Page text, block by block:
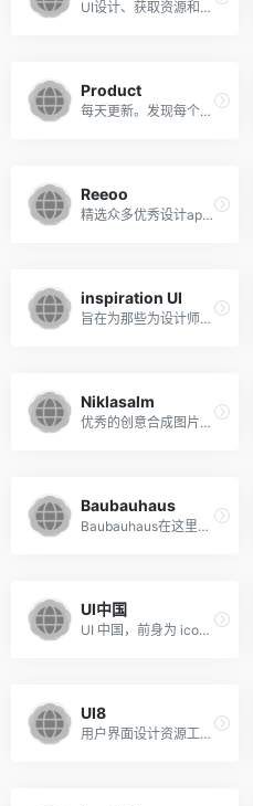
UI设计、获取资源和灵感的最佳站点
Product
每天更新。发现每个人都在谈论的最新的移动应用程序、网站和技术产品
Reeoo
精选众多优秀设计app、网页、ipad、壁纸、icon等等。可通过颜色筛选
inspiration UI
旨在为那些为设计师提供最佳的设计资源
Niklasalm
优秀的创意合成图片与视频
Baubauhaus
Baubauhaus在这里满足您对设计，插图，摄影，时尚以及所有其他艺术相关的日常需求。
UI中国
UI 中国，前身为 iconfans，是专业的用户体验设计平 台。会员均为职业 UI 设计师，覆盖全国互联网公司。我们将打造中国最专 业的 UI 设计交流平台
UI8
用户界面设计资源工具包